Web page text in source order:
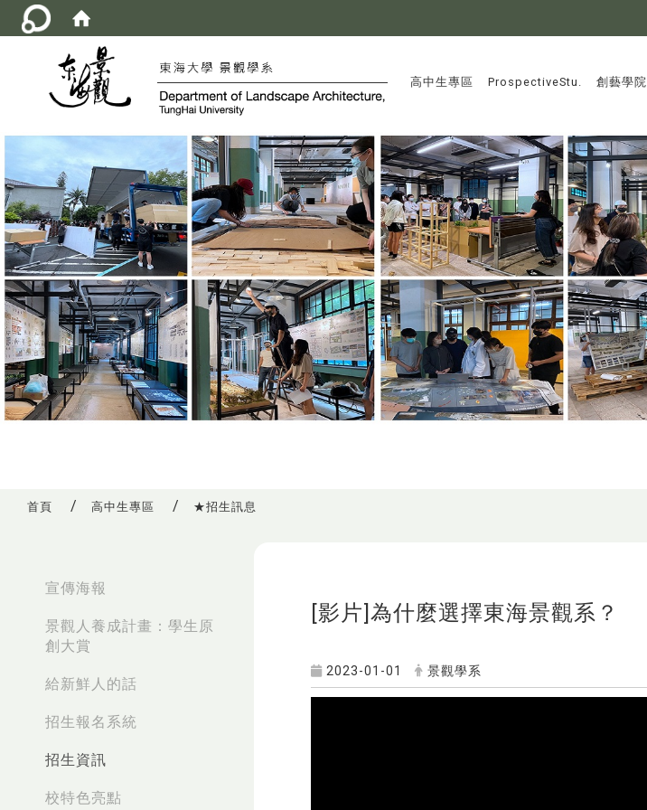
:::
高中生專區 ProspectiveStu. 創藝學院
首頁 高中生專區 ★招生訊息
宣傳海報
景觀人養成計畫：學生原
創大賞
給新鮮人的話
招生報名系統
招生資訊
校特色亮點
[影片]為什麼選擇東海景觀系？
2023-01-01 景觀學系